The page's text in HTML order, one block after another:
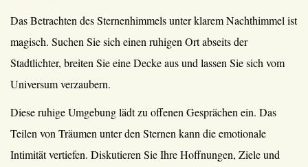
Das Betrachten des Sternenhimmels unter klarem Nachthimmel ist
magisch. Suchen Sie sich einen ruhigen Ort abseits der
Stadtlichter, breiten Sie eine Decke aus und lassen Sie sich vom
Universum verzaubern.
Diese ruhige Umgebung lädt zu offenen Gesprächen ein. Das
Teilen von Träumen unter den Sternen kann die emotionale
Intimität vertiefen. Diskutieren Sie Ihre Hoffnungen, Ziele und